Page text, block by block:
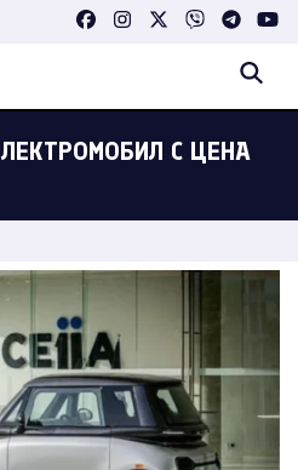
С ЦЕНА